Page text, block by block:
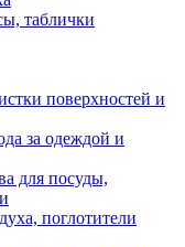
таблички
поверхностей и
за одеждой и
для посуды,
поглотители